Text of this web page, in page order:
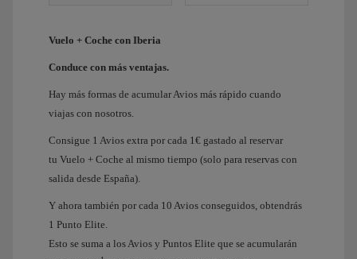
Vuelo + Coche con Iberia
Conduce con más ventajas.
Hay más formas de acumular Avios más rápido cuando
viajas con nosotros.
Consigue 1 Avios extra por cada 1€ gastado al reservar
tu Vuelo + Coche al mismo tiempo (solo para reservas con
salida desde España).
Y ahora también por cada 10 Avios conseguidos, obtendrás
1 Punto Elite.
Esto se suma a los Avios y Puntos Elite que se acumularán